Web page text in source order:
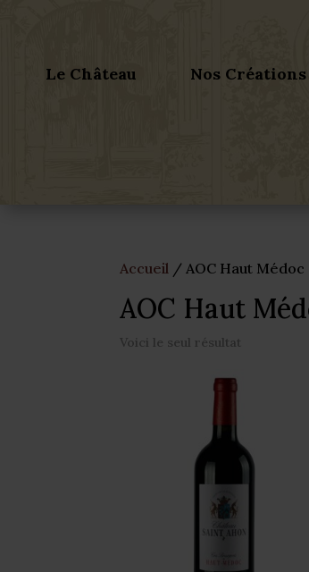
Le Château Nos Créations
Accueil / AOC Haut
AOC Haut
Voici le seul résultat